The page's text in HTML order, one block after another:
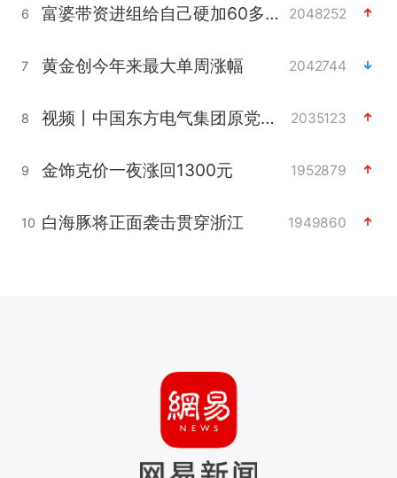
6 富婆带资进组给自己硬加60多场吻戏 2048252
7 黄金创今年来最大单周涨幅 2042744
8 视频丨中国东方电气集团原党组副书记、董事宋致远被查 2035123
9 金饰克价一夜涨回1300元 1952879
10 白海豚将正面袭击贯穿浙江 1949860